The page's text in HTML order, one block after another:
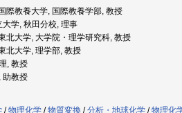
際教養大学, 国際教養学部, 教授
学, 秋田分校, 理事
北大学, 大学院・理学研究科, 教授
北大学, 理学部, 教授
, 教授
助教授
/物理化学 /物質変換 /分析・地球化学 /物理化